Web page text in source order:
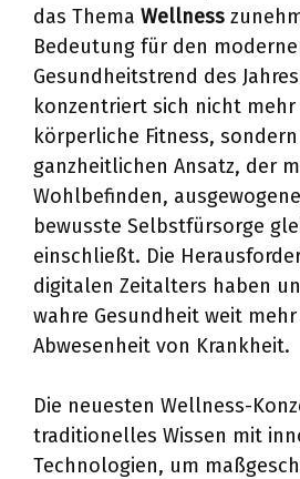
das Thema Wellness
Bedeutung für den
Gesundheitstrend des
konzentriert sich nicht
körperliche Fitness,
ganzheitlichen Ansatz, der
Wohlbefinden,
bewusste Selbstfürsorge
einschließt. Die
digitalen Zeitalters haben
wahre Gesundheit weit
Abwesenheit von Krankheit.
Die neuesten Wellness-
traditionelles Wissen mit
Technologien, um